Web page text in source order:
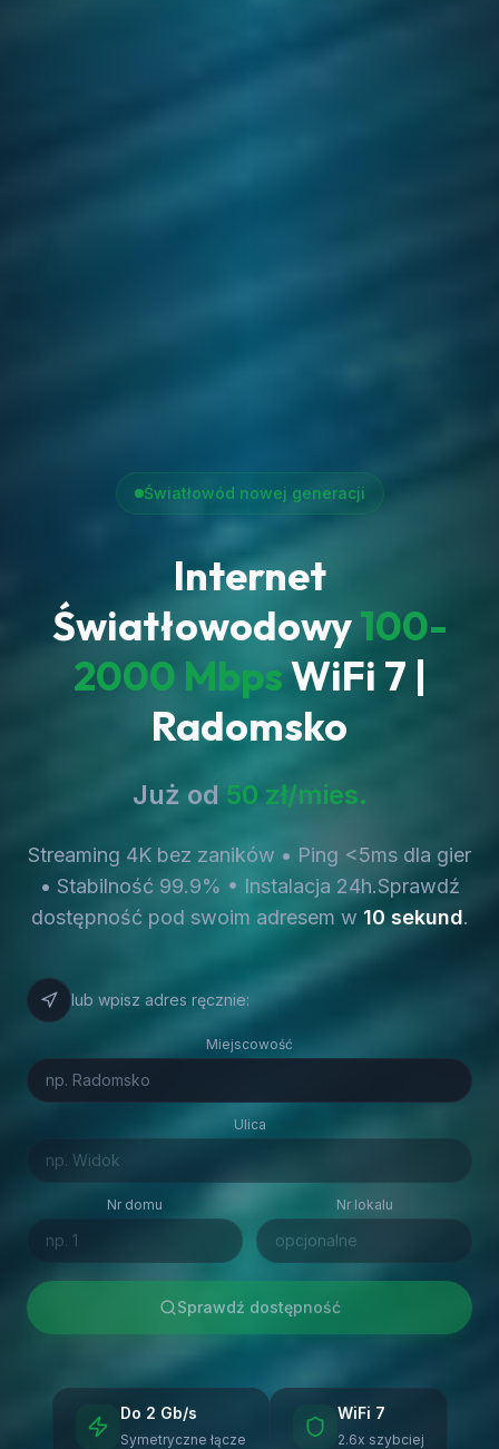
Światłowód nowej generacji
Internet
Światłowodowy100-
2000 MbpsWiFi 7 |
Radomsko
Już od 50 zł/mies.
Streaming 4K bez zaników • Ping <5ms dla gier
• Stabilność 99.9% • Instalacja 24h.Sprawdź
dostępność pod swoim adresem w 10 sekund.
lub wpisz adres ręcznie:
Miejscowość
Ulica
Nr domu Nr lokalu
Sprawdź dostępność
Do 2 Gb/s
Symetryczne łącze
WiFi 7
2.6x szybciej